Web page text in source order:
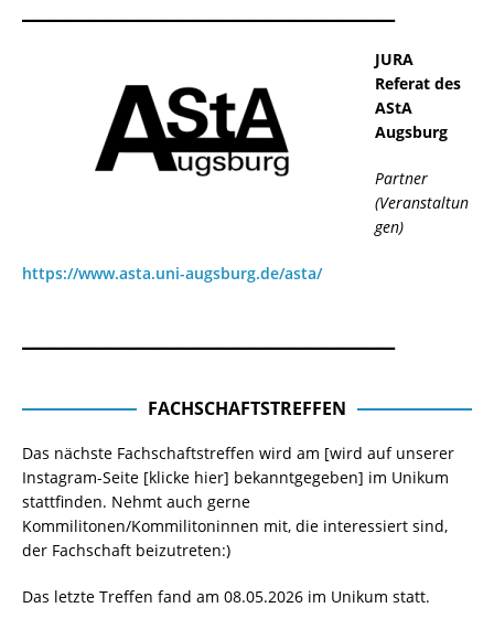
JURA
Referat des
AStA
Augsburg
Partner
(Veranstaltun
gen)
https://www.asta.uni-augsburg.de/asta/
FACHSCHAFTSTREFFEN
Das nächste Fachschaftstreffen wird am [wird auf unserer
Instagram-Seite [klicke hier] bekanntgegeben] im Unikum
stattfinden. Nehmt auch gerne
Kommilitonen/Kommilitoninnen mit, die interessiert sind,
der Fachschaft beizutreten:)
Das letzte Treffen fand am 08.05.2026 im Unikum statt.